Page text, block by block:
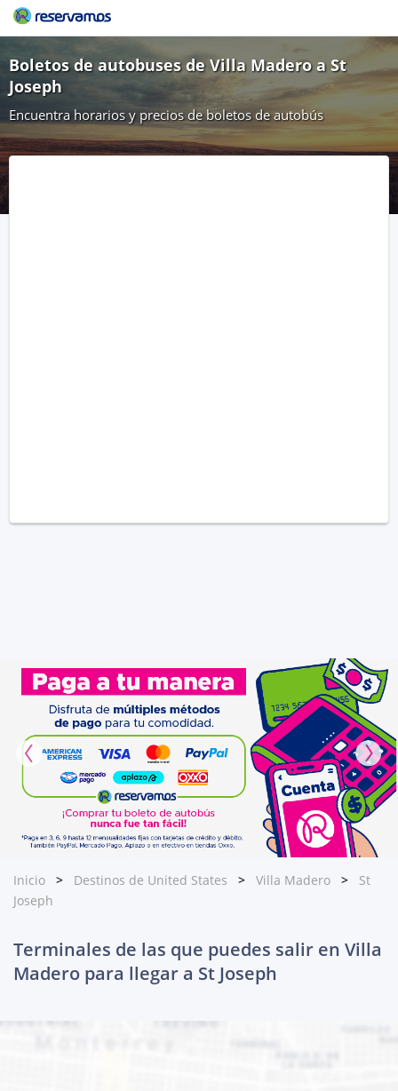
Boletos de autobuses de Villa Madero a St
Joseph
Encuentra horarios y precios de boletos de autobús
Inicio Destinos de United States Villa Madero
St
Joseph
Terminales de las que puedes salir en Villa
Madero para llegar a St Joseph